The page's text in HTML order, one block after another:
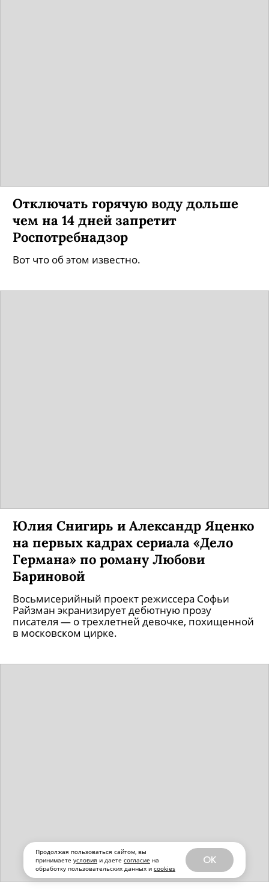
Продолжая пользоваться сайтом, вы
принимаете условия и даете согласие на
обработку пользовательских данных и cookies
OK
Отключать горячую воду дольше
чем на 14 дней запретит
Роспотребнадзор
Вот что об этом известно.
Юлия Снигирь и Александр Яценко
на первых кадрах сериала «Дело
Германа» по роману Любови
Бариновой
Восьмисерийный проект режиссера Софьи
Райзман экранизирует дебютную прозу
писателя — о трехлетней девочке, похищенной
в московском цирке.